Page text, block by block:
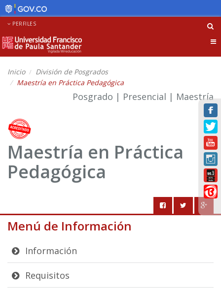
PERFILES
Inicio
División de Posgrados
Maestría en Práctica Pedagógica
Posgrado | Presencial | Maestría
Maestría en Práctica
Pedagógica
Menú de Información
Información
Requisitos